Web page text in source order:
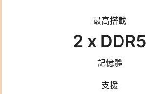
最高搭載
2 x DDR5
記憶體
支援